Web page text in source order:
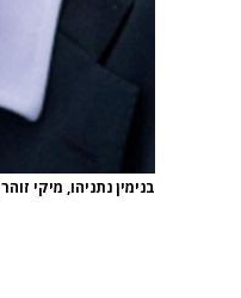
בנימין נתניהו, מיקי זוהר